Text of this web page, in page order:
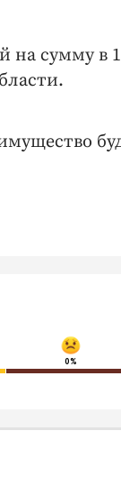
сумму в
0%